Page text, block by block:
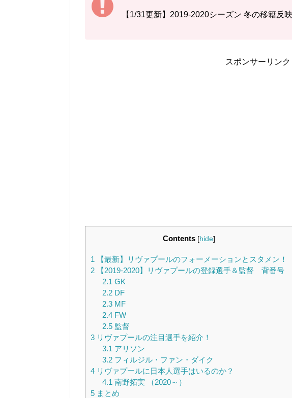
【1/31更新】2019-2020シーズン 冬の移籍反映
スポンサーリンク
Contents [hide]
1 【最新】リヴァプールのフォーメーションとスタメン！
2 【2019-2020】リヴァプールの登録選手＆監督 背番号
2.1 GK
2.2DF
2.3MF
2.4FW
2.5監督
3 リヴァプールの注目選手を紹介！
3.1 アリソン
3.2フィルジル・ファン・ダイク
4 リヴァプールに日本人選手はいるのか？
4.1 南野拓実 （2020～）
5 まとめ